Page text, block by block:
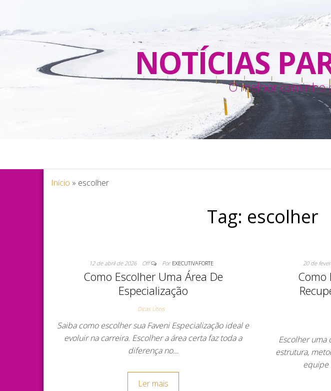
NOTÍCIAS
O melhor caminho
Início » escolher
Tag: escolher
12 de abril de 2026 Off Por EXECUTIVAFORTE
Como Escolher Uma Área De
Especialização
Dicas Úteis
Saiba como escolher sua Faveni Especialização ideal e
evoluir na carreira. Escolher a área certa faz toda a
diferença no…
Ler mais
20 de
Como
Escolher uma
estrutura,
equipe